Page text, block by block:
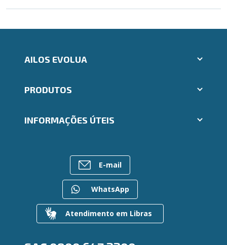
AILOS EVOLUA
Indique um amigo
Segunda via e atualização de boletos
Trabalhe Conosco
Mapa do site
Gerenciar Cookies
PRODUTOS
Consórcios
Para empresas
INFORMAÇÕES ÚTEIS
Postos de Atendimento
Regularização de dívidas
Valores a Receber
Contato
Canal de Ética
Ouvidoria
E-mail
WhatsApp
Atendimento em Libras